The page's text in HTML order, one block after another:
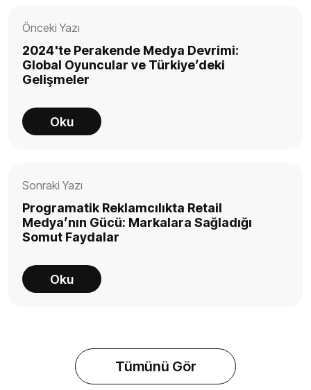
Önceki Yazı
2024'te Perakende Medya Devrimi:
Global Oyuncular ve Türkiye’deki
Gelişmeler
Oku
Sonraki Yazı
Programatik Reklamcılıkta Retail
Medya’nın Gücü: Markalara Sağladığı
Somut Faydalar
Oku
Tümünü Gör